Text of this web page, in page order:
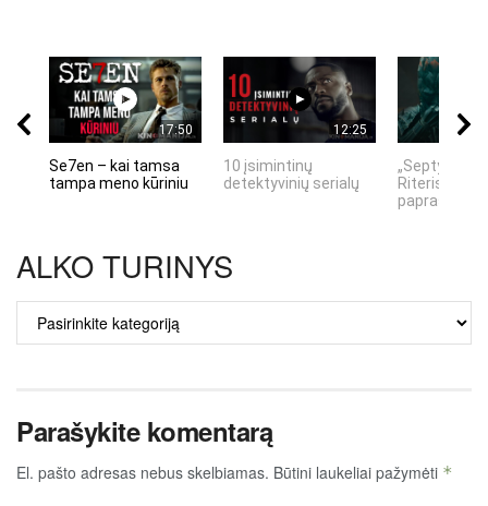
17:50
Se7en – kai tamsa
tampa meno kūriniu
12:25
10 įsimintinų
detektyvinių serialų
„Septynių
Riteris" – kai
ALKO TURINYS
TURINYS
Parašykite komentarą
El. pašto adresas nebus skelbiamas. Būtini laukeliai pažymėti *